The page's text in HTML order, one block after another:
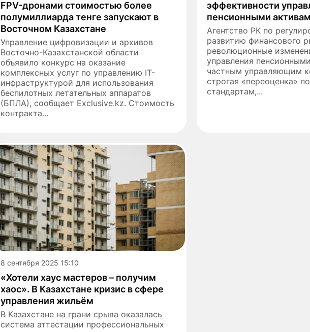
FPV-дронами стоимостью более
полумиллиарда тенге запускают в
Восточном Казахстане
Управление цифровизации и архивов
Восточно-Казахстанской области
объявило конкурс на оказание
комплексных услуг по управлению IT-
инфраструктурой для использования
беспилотных летательных аппаратов
(БПЛА), сообщает Exclusive.kz. Стоимость
контракта...
эффективности
пенсионными
Агентство РК по
развитию финансового
революционные
управления
частным управляющим
строгая «переоценка»
стандартам,...
8 сентября 2025 15:10
«Хотели хаус мастеров – получим
хаос». В Казахстане кризис в сфере
управления жильём
В Казахстане на грани срыва оказалась
система аттестации профессиональных